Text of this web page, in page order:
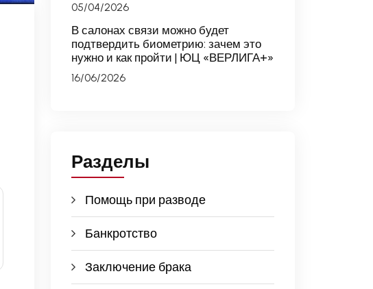
05/04/2026
В салонах связи можно будет
подтвердить биометрию: зачем это
нужно и как пройти | ЮЦ «ВЕРЛИГА+»
16/06/2026
Разделы
Помощь при разводе
Банкротство
Заключение брака